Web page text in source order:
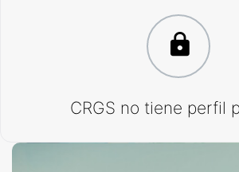
CRGS no tiene perfil